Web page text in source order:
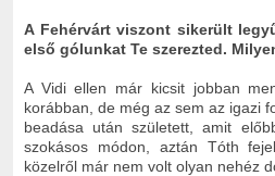
A Fehérvárt viszont sikerült
első gólunkat Te szerezted.
A Vidi ellen már kicsit jobban
korábban, de még az sem az igazi
beadása után született, amit
szokásos módon, aztán Tóth
közelről már nem volt olyan nehéz